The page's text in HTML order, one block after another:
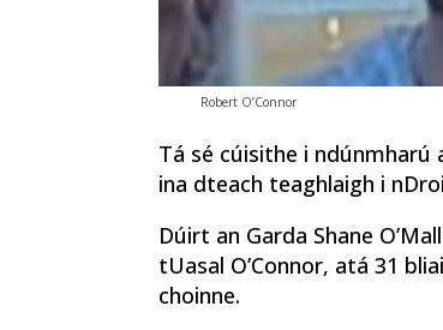
Robert O’Connor
Tá sé cúisithe i ndúnmharú
ina dteach teaghlaigh i
Dúirt an Garda Shane
tUasal O’Connor, atá 31
choinne.